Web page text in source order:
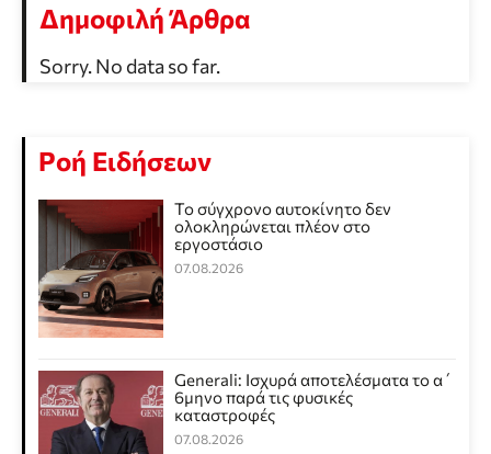
Δημοφιλή Άρθρα
Sorry. No data so far.
Ροή Ειδήσεων
Το σύγχρονο αυτοκίνητο δεν
ολοκληρώνεται πλέον στο
εργοστάσιο
07.08.2026
Generali: Ισχυρά αποτελέσματα το α΄
6μηνο παρά τις φυσικές
καταστροφές
07.08.2026